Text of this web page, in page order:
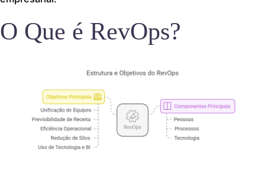
O Que é RevOps?